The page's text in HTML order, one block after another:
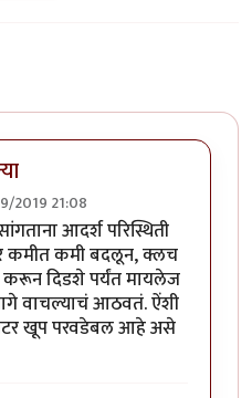
2019 21:08
आदर्श परिस्थिती
कमीत कमी बदलून, क्लच
करून दिडशे पर्यंत मायलेज
वाचल्याचं आठवतं. ऐंशी
खूप परवडेबल आहे असे